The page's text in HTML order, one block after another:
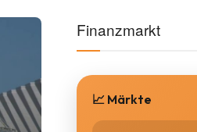
Finanzmarkt
📈 Märkte